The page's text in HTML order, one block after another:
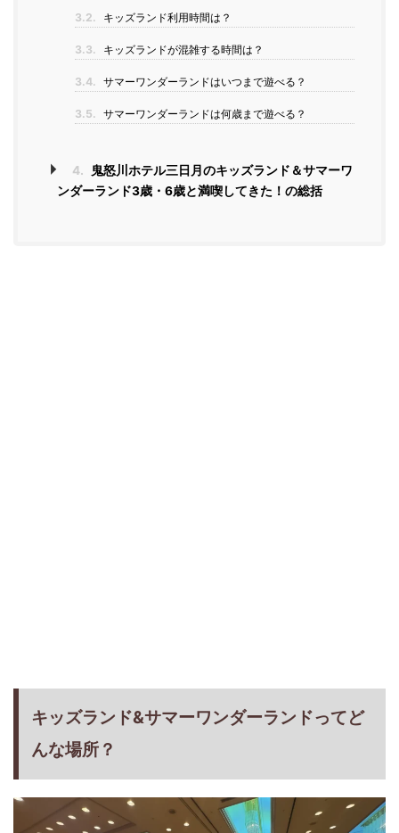
3.2. キッズランド利用時間は？
3.3. キッズランドが混雑する時間は？
3.4. サマーワンダーランドはいつまで遊べる？
3.5. サマーワンダーランドは何歳まで遊べる？
4.
鬼怒川ホテル三日月のキッズランド＆サマーワ
ンダーランド3歳・6歳と満喫してきた！の総括
キッズランド&サマーワンダーランドってど
んな場所？